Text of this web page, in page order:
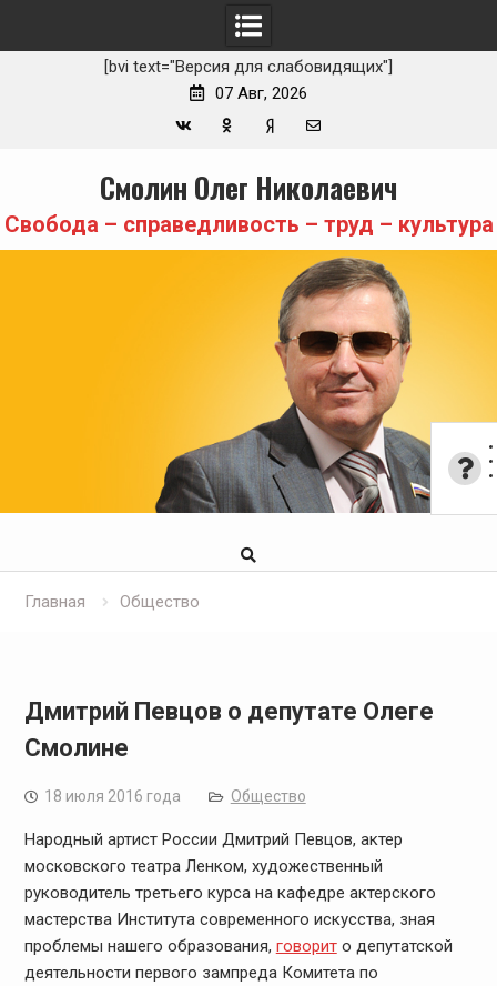
[bvi text="Версия для слабовидящих"]
07 Авг, 2026
Zen
mail
content
Смолин Олег Николаевич
Свобода – справедливость – труд – культура
Главная Общество
Дмитрий Певцов о депутате Олеге
Смолине
18 июля 2016 года Общество
Народный артист России Дмитрий Певцов, актер
московского театра Ленком, художественный
руководитель третьего курса на кафедре актерского
мастерства Института современного искусства, зная
проблемы нашего образования, говорито депутатской
деятельности первого зампреда Комитета по